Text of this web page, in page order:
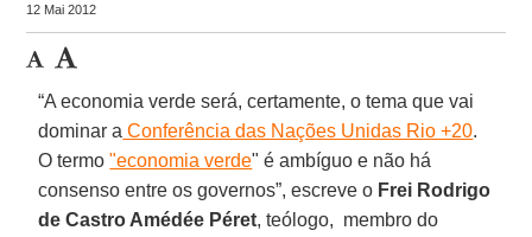
12 Mai 2012
“A economia verde será, certamente, o tema que vai
dominar a Conferência das Nações Unidas Rio +20.
O termo"economia verde" é ambíguo e não há
consenso entre os governos”, escreve o Frei Rodrigo
de Castro Amédée Péret, teólogo, membro do